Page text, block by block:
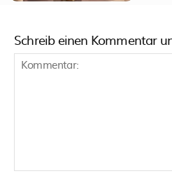
Schreib einen Kommentar